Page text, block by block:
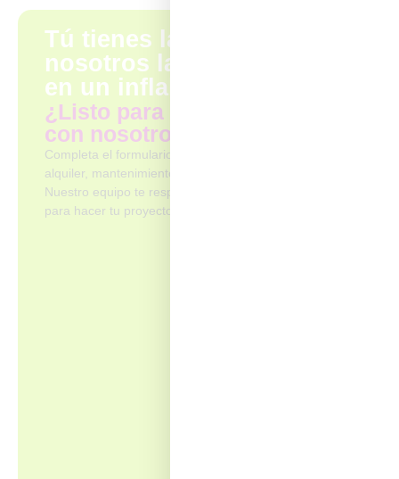
Tú tienes la idea,
nosotros la convertimos
en un inflable increíble
¿Listo para inflar tu marca
con nosotros?
Completa el formulario y cuéntanos qué necesitas:
alquiler, mantenimiento o un inflable personalizado.
Nuestro equipo te responderá lo más pronto posible
para hacer tu proyecto realidad.